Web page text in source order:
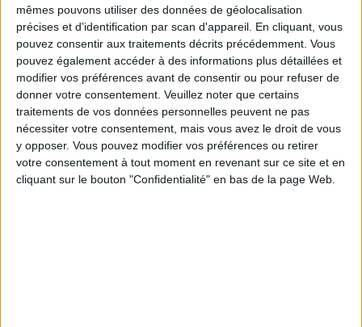
mêmes pouvons utiliser des données de géolocalisation
précises et d’identification par scan d'appareil. En cliquant, vous
pouvez consentir aux traitements décrits précédemment. Vous
pouvez également accéder à des informations plus détaillées et
modifier vos préférences avant de consentir ou pour refuser de
donner votre consentement. Veuillez noter que certains
traitements de vos données personnelles peuvent ne pas
nécessiter votre consentement, mais vous avez le droit de vous
y opposer. Vous pouvez modifier vos préférences ou retirer
votre consentement à tout moment en revenant sur ce site et en
cliquant sur le bouton "Confidentialité" en bas de la page Web.
5 kilos
kilos
10 kilos
Service-client & Motivation Voir tout
Les équipes du Service-client et de la
Communauté Savoir Maigrir vous aident
chaque semaine à vous rapprocher
sereinement de votre objectif minceur.